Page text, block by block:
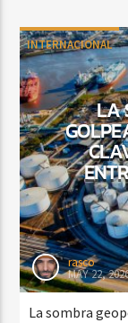
INTERNACIONAL
LA
rasco
MAY 22,
La sombra